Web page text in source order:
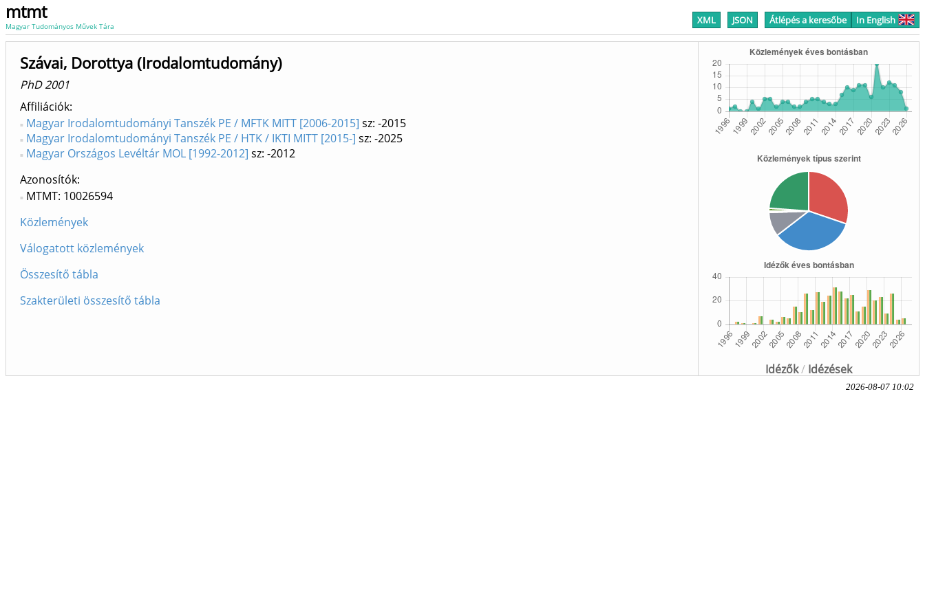
mtmt
Magyar Tudományos Művek Tára XML JSON Átlépés a keresőbe In English
Idézők/ Idézések
Szávai, Dorottya (Irodalomtudomány)
PhD 2001
Affiliációk
Magyar Irodalomtudományi Tanszék PE / MFTK MITT [2006-2015] sz: -2015
Magyar Irodalomtudományi Tanszék PE / HTK / IKTI MITT [2015-] sz: -2025
Magyar Országos Levéltár MOL [1992-2012] sz: -2012
Azonosítók
MTMT: 10026594
Közlemények
Válogatott közlemények
Összesítő tábla
Szakterületi összesítő tábla
2026-08-07 10:02